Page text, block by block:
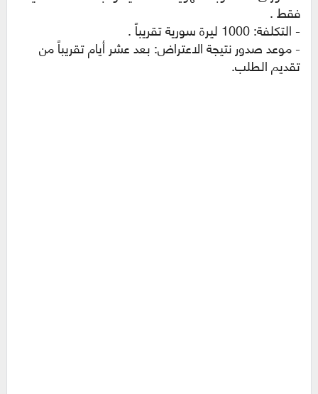
فقط .
- التكلفة: 1000 ليرة سورية تقريباً .
- موعد صدور نتيجة الاعتراض: بعد عشر أيام تقريباً من
تقديم الطلب.